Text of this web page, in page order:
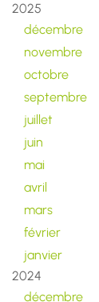
2025
décembre
novembre
octobre
septembre
juillet
juin
mai
avril
mars
février
janvier
2024
décembre